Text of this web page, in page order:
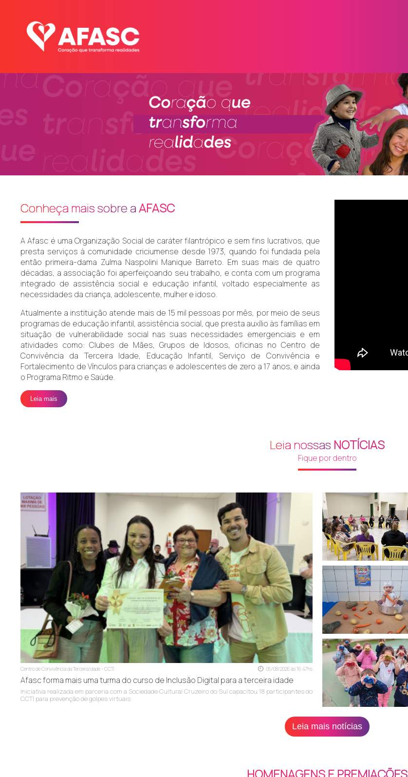
Conheça mais sobre aAFASC
A Afasc é uma Organização Social de caráter filantrópico e sem fins lucrativos, que
presta serviços à comunidade criciumense desde 1973, quando foi fundada pela
então primeira-dama Zulma Naspolini Manique Barreto. Em suas mais de quatro
décadas, a associação foi aperfeiçoando seu trabalho, e conta com um programa
integrado de assistência social e educação infantil, voltado especialmente as
necessidades da criança, adolescente, mulher e idoso.
Atualmente a instituição atende mais de 15 mil pessoas por mês, por meio de seus
programas de educação infantil, assistência social, que presta auxílio às famílias em
situação de vulnerabilidade social nas suas necessidades emergenciais e em
atividades como: Clubes de Mães, Grupos de Idosos, oficinas no Centro de
Convivência da Terceira Idade, Educação Infantil, Serviço de Convivência e
Fortalecimento de Vínculos para crianças e adolescentes de zero a 17 anos, e ainda
o Programa Ritmo e Saúde.
Leia mais
Leia nossas NOTÍCIAS
Fique por dentro
Centro de Convivência da Terceira Idade - CCTI 05/08/2026 às 16:47hs
Afasc forma mais uma turma do curso de Inclusão Digital para a terceira idade
Iniciativa realizada em parceria com a Sociedade Cultural Cruzeiro do Sul capacitou 18 participantes do
CCTI para prevenção de golpes virtuais
Leia mais notícias